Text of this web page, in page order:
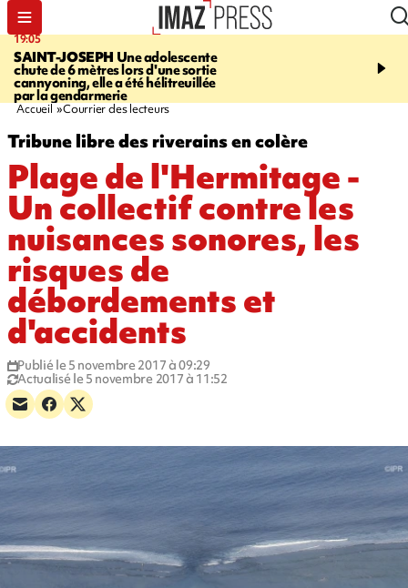
19:05
SAINT-JOSEPH Une adolescente
chute de 6 mètres lors d'une sortie
cannyoning, elle a été hélitreuillée
par la gendarmerie
20:44
rouée de coups,
Accueil Courrier des lecteurs
Tribune libre des riverains en colère
Plage de l'Hermitage -
Un collectif contre les
nuisances sonores, les
risques de
débordements et
d'accidents
Publié le 5 novembre 2017 à 09:29
Actualisé le 5 novembre 2017 à 11:52